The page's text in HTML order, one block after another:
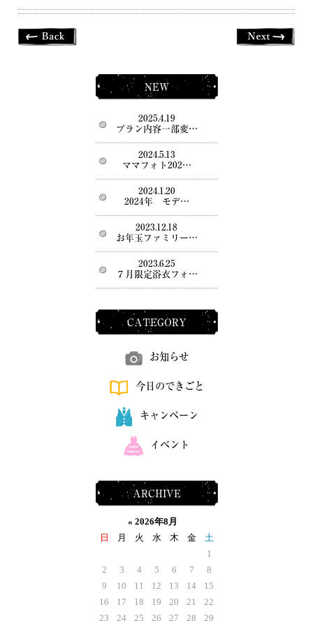
NEW
2025.4.19
プラン内容一部変…
2024.5.13
ママフォト202…
2024.1.20
2024年 モデ…
2023.12.18
お年玉ファミリー…
2023.6.25
７月限定浴衣フォ…
CATEGORY
お知らせ
今日のできごと
キャンペーン
イベント
ARCHIVE
« 2026年8月
日
月 火 水 木 金
土
1
2
3 4 5 6 7
8
9
10 11 12 13 14
15
16
17 18 19 20 21
22
23
24 25 26 27 28 29